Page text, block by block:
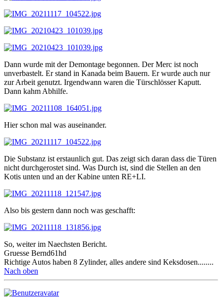
Dann wurde mit der Demontage begonnen. Der Merc ist noch
unverbastelt. Er stand in Kanada beim Bauern. Er wurde auch nur
zur Arbeit genutzt. Irgendwann waren die Türschlösser Kaputt.
Dann kahm Abhilfe.
Hier schon mal was auseinander.
Die Substanz ist erstaunlich gut. Das zeigt sich daran dass die Türen
nicht durchgerostet sind. Was Durch ist, sind die Stellen an den
Kotis unten und an der Kabine unten RE+LI.
Also bis gestern dann noch was geschafft:
So, weiter im Naechsten Bericht.
Gruesse Bernd61hd
Richtige Autos haben 8 Zylinder, alles andere sind Keksdosen........
Nach oben